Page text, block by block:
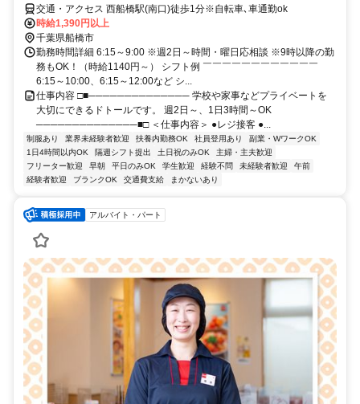
交通・アクセス 西船橋駅(南口)徒歩1分※自転車､車通勤ok
時給1,390円以上
千葉県船橋市
勤務時間詳細 6:15～9:00 ※週2日～時間・曜日応相談 ※9時以降の勤
務もOK！（時給1140円～） シフト例 ￣￣￣￣￣￣￣￣￣￣￣￣
6:15～10:00、6:15～12:00など シ...
仕事内容 □■────────────── 学校や家事などプライベートを
大切にできるドトールです。 週2日～、1日3時間～OK
──────────────■□ ＜仕事内容＞ ●レジ接客 ●...
制服あり 業界未経験者歓迎 扶養内勤務OK 社員登用あり
副業・WワークOK
1日4時間以内OK
隔週シフト提出 土日祝のみOK
主婦・主夫歓迎
フリーター歓迎
早朝 平日のみOK 学生歓迎 経験不問 未経験者歓迎
午前
経験者歓迎
ブランクOK 交通費支給 まかないあり
アルバイト・パート